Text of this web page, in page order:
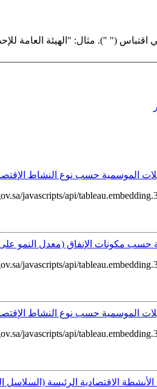
اقتباس (" "). مثال: "الهيئة العامة
حسب نوع النشاط الإقتصادي (السلاسل
حسب مكونات الإنفاق (معدل
حسب نوع النشاط الإقتصادي (السلاسل المتحركة،
الرئيسة (السلاسل المتحركة، 100=2023،